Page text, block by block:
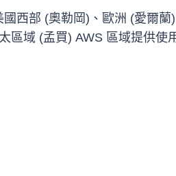
西部 (奧勒岡)、歐洲 (愛爾
域 (孟買) AWS 區域提供使